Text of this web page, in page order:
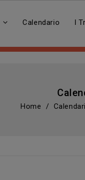
Calendario I
Home